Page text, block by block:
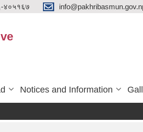
४०५१६७
Notices and Information